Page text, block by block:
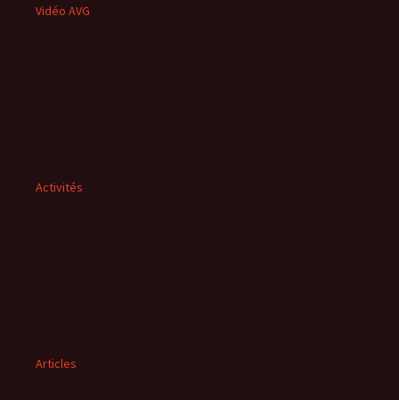
Vidéo AVG
Activités
Articles